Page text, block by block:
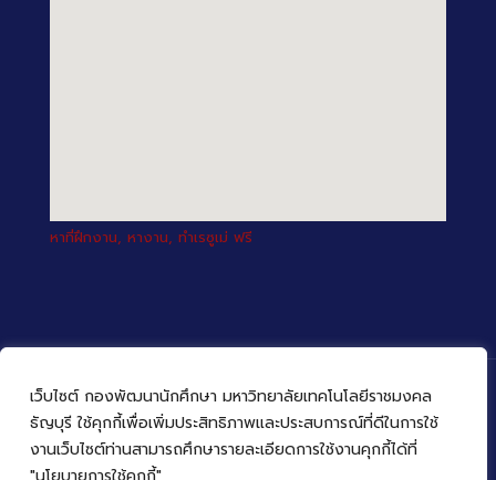
เว็บไซต์ กองพัฒนานักศึกษา มหาวิทยาลัยเทคโนโลยีราชมงคล
ธัญบุรี ใช้คุกกี้เพื่อเพิ่มประสิทธิภาพและประสบการณ์ที่ดีในการใช้
งานเว็บไซต์ท่านสามารถศึกษารายละเอียดการใช้งานคุกกี้ได้ที่
หาที่ฝึกงาน, หางาน, ทำเรซูเม่ ฟรี
© 2022 กองพัฒนานักศึกษา มหาวิทยาลัยเทคโนโลยีราชมงคล